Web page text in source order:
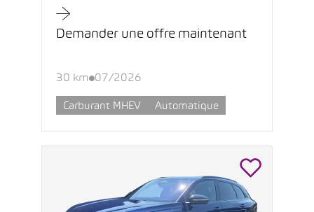
Demander une offre maintenant
30 km 07/2026
Carburant MHEV Automatique